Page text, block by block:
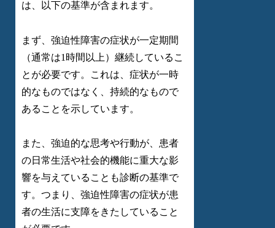
は、以下の基準が含まれます。
まず、強迫性障害の症状が一定期間
（通常は1時間以上）継続しているこ
とが必要です。これは、症状が一時
的なものではなく、持続的なもので
あることを示しています。
また、強迫的な思考や行動が、患者
の日常生活や社会的機能に重大な影
響を与えていることも診断の基準で
す。つまり、強迫性障害の症状が患
者の生活に支障をきたしていること